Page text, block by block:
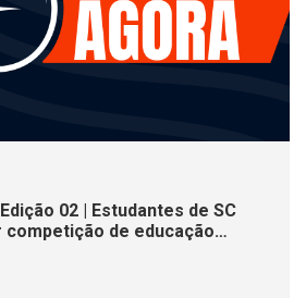
02 | Estudantes de SC
competição de educação